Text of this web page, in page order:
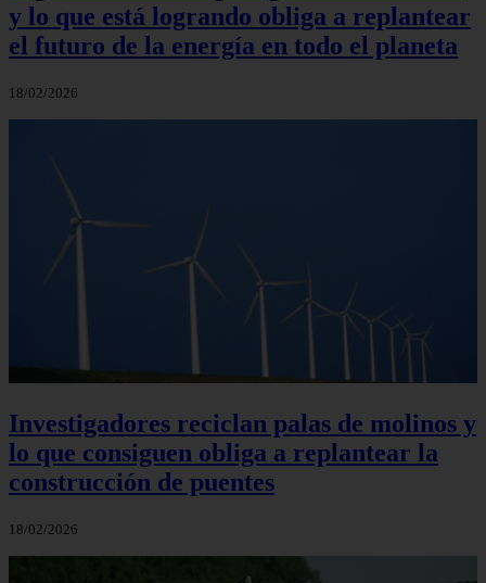
y lo que está logrando obliga a replantear
el futuro de la energía en todo el planeta
18/02/2026
Investigadores reciclan palas de molinos y
lo que consiguen obliga a replantear la
construcción de puentes
18/02/2026